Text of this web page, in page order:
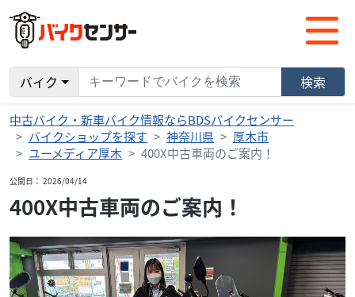
バイク 検索
中古バイク・新車バイク情報ならBDSバイクセンサー
バイクショップを探す
神奈川県
厚木市
ユーメディア厚木
400X中古車両のご案内！
公開日： 2026/04/14
400X中古車両のご案内！